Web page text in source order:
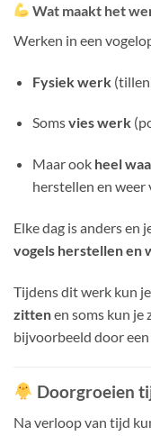
Wat maakt het
Werken in een
Fysiek werk
Somsvies werk
Maar ook heel
herstellen en weer
Elke dag is anders en
vogels herstellen en
Tijdens dit werk kun
zittenen soms kun je
bijvoorbeeld door een
Doorgroeien
Na verloop van tijd